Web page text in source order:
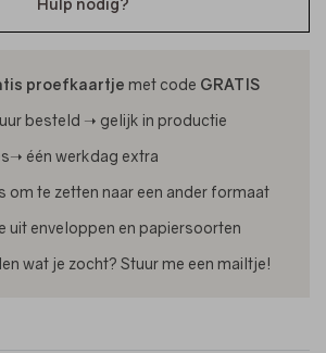
Hulp nodig?
proefkaartje met code GRATIS
besteld ➝ gelijk in productie
één werkdag extra
om te zetten naar een ander formaat
uit enveloppen en papiersoorten
wat je zocht? Stuur me een mailtje!